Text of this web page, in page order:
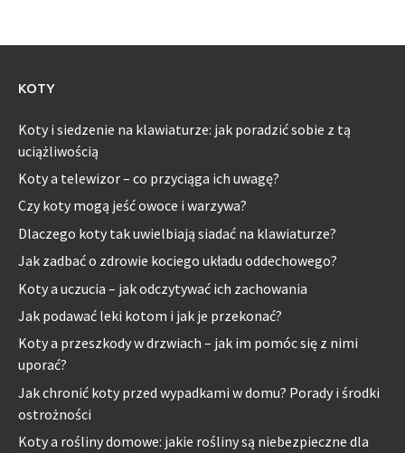
KOTY
Koty i siedzenie na klawiaturze: jak poradzić sobie z tą
uciążliwością
Koty a telewizor – co przyciąga ich uwagę?
Czy koty mogą jeść owoce i warzywa?
Dlaczego koty tak uwielbiają siadać na klawiaturze?
Jak zadbać o zdrowie kociego układu oddechowego?
Koty a uczucia – jak odczytywać ich zachowania
Jak podawać leki kotom i jak je przekonać?
Koty a przeszkody w drzwiach – jak im pomóc się z nimi
uporać?
Jak chronić koty przed wypadkami w domu? Porady i środki
ostrożności
Koty a rośliny domowe: jakie rośliny są niebezpieczne dla